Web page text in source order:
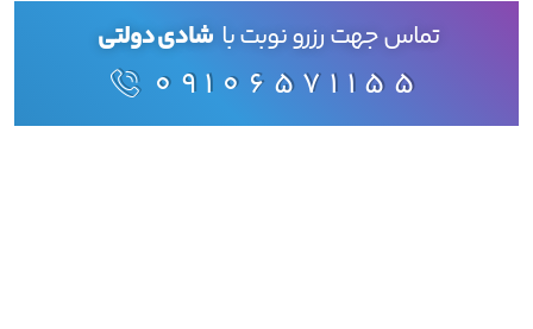
تماس جهت رزرو نوبت با شادی دولتی
09106571155